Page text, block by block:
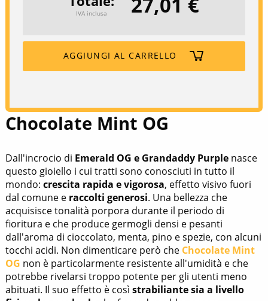
IVA inclusa
AGGIUNGI AL CARRELLO
Chocolate Mint OG
Dall'incrocio di Emerald OG e Grandaddy Purplenasce
questo gioiello i cui tratti sono conosciuti in tutto il
mondo: crescita rapida e vigorosa, effetto visivo fuori
dal comune e raccolti generosi. Una bellezza che
acquisisce tonalità porpora durante il periodo di
fioritura e che produce germogli densi e pesanti
dall'aroma di cioccolato, menta, pino e spezie, con alcuni
tocchi acidi. Non dimenticare però che Chocolate Mint
OG non è particolarmente resistente all'umidità e che
potrebbe rivelarsi troppo potente per gli utenti meno
abituati. Il suo effetto è così strabiliante sia a livello